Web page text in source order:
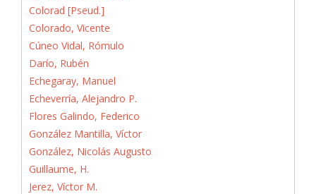
Colorad [Pseud.]
Colorado, Vicente
Cúneo Vidal, Rómulo
Darío, Rubén
Echegaray, Manuel
Echeverría, Alejandro P.
Flores Galindo, Federico
González Mantilla, Víctor
González, Nicolás Augusto
Guillaume, H.
Jerez, Víctor M.